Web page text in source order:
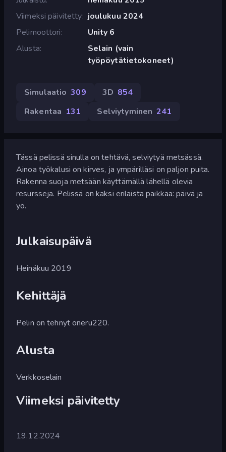
Viimeksi päivitetty joulukuu 2024
Pelimoottori
Unity 6
Alusta
Selain (vain
työpöytätietokoneet)
Simulaatio 309 3D 854
Rakentaa 131 Selviytyminen 241
Tässä pelissä sinulla on tehtävä, selviytyä metsässä.
Ainoa työkalusi on kirves, ja ympärilläsi on paljon puita.
Rakenna suoja metsään käyttämällä lähellä olevia
resursseja. Pelissä on kaksi erilaista paikkaa: päivä ja
yö.
Julkaisupäivä
Heinäkuu 2019
Kehittäjä
Pelin on tehnyt oneru220.
Alusta
Verkkoselain
Viimeksi päivitetty
19.12.2024